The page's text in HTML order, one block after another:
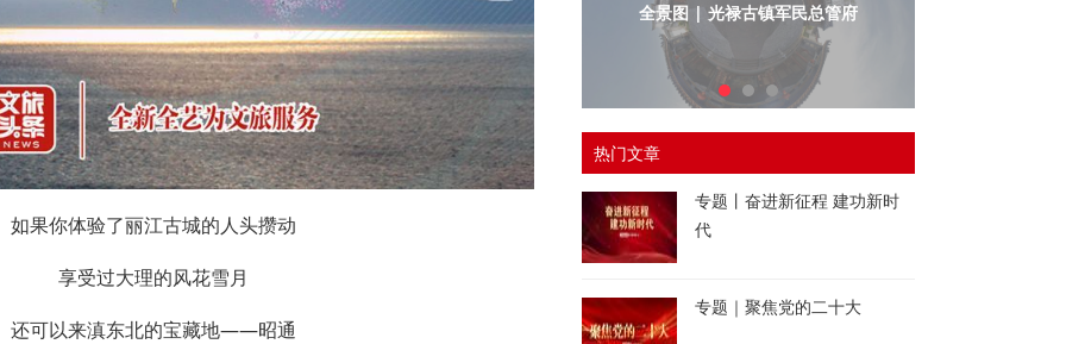
如果你体验了丽江古城的人头攒动
享受过大理的风花雪月
还可以来滇东北的宝藏地——昭通
全景图 | 光禄古镇军民总管府
热门文章
专题丨奋进新征程 建功新时
代
专题｜聚焦党的二十大